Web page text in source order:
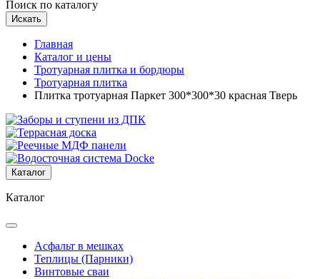
Поиск по каталогу
Искать
Главная
Каталог и цены
Тротуарная плитка и бордюры
Тротуарная плитка
Плитка тротуарная Паркет 300*300*30 красная Тверь
Каталог
Каталог
Асфальт в мешках
Теплицы (Парники)
Винтовые сваи